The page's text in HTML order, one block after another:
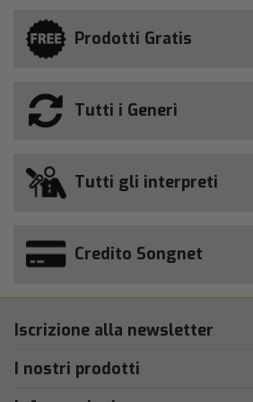
Prodotti Gratis
Tutti i Generi
Tutti gli interpreti
Credito Songnet
Iscrizione alla newsletter
I nostri prodotti